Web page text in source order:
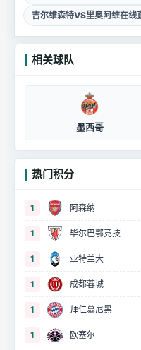
吉尔维森特VS里奥阿维在线
相关球队
墨西哥
热门积分
1 阿森纳
1 毕尔巴鄂竞技
1 亚特兰大
1 成都蓉城
1 拜仁慕尼黑
1 欧塞尔